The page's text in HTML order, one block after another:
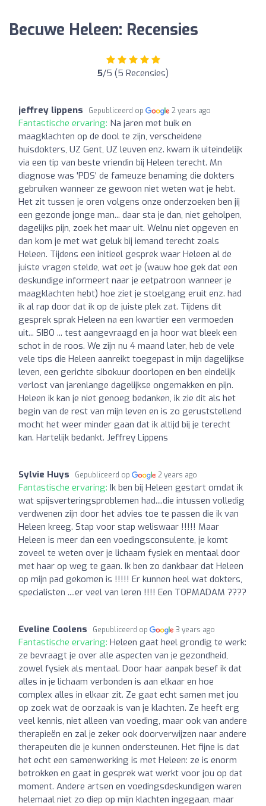
Becuwe Heleen: Recensies
5/5 (5 Recensies)
jeffrey lippens Gepubliceerd op 2 years ago
Fantastische ervaring: Na jaren met buik en
maagklachten op de dool te zijn, verscheidene
huisdokters, UZ Gent, UZ leuven enz. kwam ik uiteindelijk
via een tip van beste vriendin bij Heleen terecht. Mn
diagnose was 'PDS' de fameuze benaming die dokters
gebruiken wanneer ze gewoon niet weten wat je hebt.
Het zit tussen je oren volgens onze onderzoeken ben jij
een gezonde jonge man... daar sta je dan, niet geholpen,
dagelijks pijn, zoek het maar uit. Welnu niet opgeven en
dan kom je met wat geluk bij iemand terecht zoals
Heleen. Tijdens een initieel gesprek waar Heleen al de
juiste vragen stelde, wat eet je (wauw hoe gek dat een
deskundige informeert naar je eetpatroon wanneer je
maagklachten hebt) hoe ziet je stoelgang eruit enz. had
ik al rap door dat ik op de juiste plek zat. Tijdens dit
gesprek sprak Heleen na een kwartier een vermoeden
uit... SIBO ... test aangevraagd en ja hoor wat bleek een
schot in de roos. We zijn nu 4 maand later, heb de vele
vele tips die Heleen aanreikt toegepast in mijn dagelijkse
leven, een gerichte sibokuur doorlopen en ben eindelijk
verlost van jarenlange dagelijkse ongemakken en pijn.
Heleen ik kan je niet genoeg bedanken, ik zie dit als het
begin van de rest van mijn leven en is zo geruststellend
mocht het weer minder gaan dat ik altijd bij je terecht
kan. Hartelijk bedankt. Jeffrey Lippens
Sylvie Huys Gepubliceerd op 2 years ago
Fantastische ervaring: Ik ben bij Heleen gestart omdat ik
wat spijsverteringsproblemen had....die intussen volledig
verdwenen zijn door het advies toe te passen die ik van
Heleen kreeg. Stap voor stap weliswaar !!!!! Maar
Heleen is meer dan een voedingsconsulente, je komt
zoveel te weten over je lichaam fysiek en mentaal door
met haar op weg te gaan. Ik ben zo dankbaar dat Heleen
op mijn pad gekomen is !!!!! Er kunnen heel wat dokters,
specialisten ....er veel van leren !!!! Een TOPMADAM ????
Eveline Coolens Gepubliceerd op 3 years ago
Fantastische ervaring: Heleen gaat heel grondig te werk:
ze bevraagt je over alle aspecten van je gezondheid,
zowel fysiek als mentaal. Door haar aanpak besef ik dat
alles in je lichaam verbonden is aan elkaar en hoe
complex alles in elkaar zit. Ze gaat echt samen met jou
op zoek wat de oorzaak is van je klachten. Ze heeft erg
veel kennis, niet alleen van voeding, maar ook van andere
therapieën en zal je zeker ook doorverwijzen naar andere
therapeuten die je kunnen ondersteunen. Het fijne is dat
het echt een samenwerking is met Heleen: ze is enorm
betrokken en gaat in gesprek wat werkt voor jou op dat
moment. Andere artsen en voedingsdeskundigen waren
helemaal niet zo diep op mijn klachten ingegaan, maar